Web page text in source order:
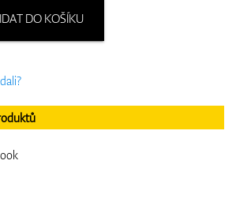
DO KOŠÍKU